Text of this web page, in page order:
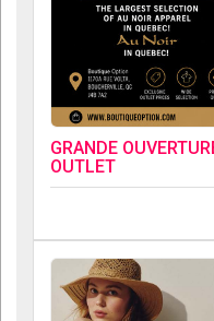
GRANDE
OUTLET